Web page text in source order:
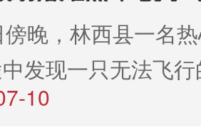
尔沁沙地综合治理
综合治理项目（
体化保护修复项目
动身影。无独有
浑迪护林站辖区也
的身影，狐狸悠
晚，林西县一名
发现一只无法飞
将其送至县林草
10